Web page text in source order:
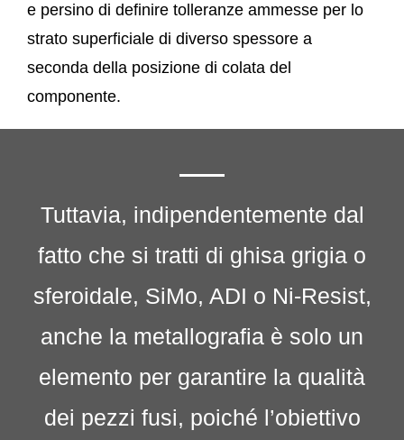
e persino di definire tolleranze ammesse per lo
strato superficiale di diverso spessore a
seconda della posizione di colata del
componente.
Tuttavia, indipendentemente dal
fatto che si tratti di ghisa grigia o
sferoidale, SiMo, ADI o Ni-Resist,
anche la metallografia è solo un
elemento per garantire la qualità
dei pezzi fusi, poiché l’obiettivo